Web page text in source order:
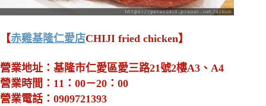
【赤雞基隆仁愛店CHIJI fried chicken】
營業地址：基隆市仁愛區愛三路21號2樓A3、A4
營業時間：11：00－20：00
營業電話：0909721393